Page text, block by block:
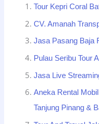
Tour Kepri Coral
CV. Amanah
Jasa Pasang Baja
Pulau Seribu Tour
Jasa Live
Aneka Rental
Tanjung Pinang &